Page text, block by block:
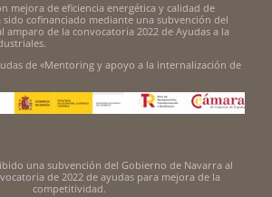
mejora de eficiencia energética y calidad de
cofinanciado mediante una subvención del
amparo de la convocatoria 2022 de Ayudas a la
de «Mentoring y apoyo a la internalización de
una subvención del Gobierno de Navarra al
de 2022 de ayudas para mejora de la
competitividad.